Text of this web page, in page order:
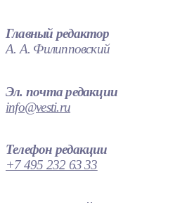
Главный редактор
А. А. Филипповский
Эл. почта редакции
info@vesti.ru
Телефон редакции
+7 495 232 63 33